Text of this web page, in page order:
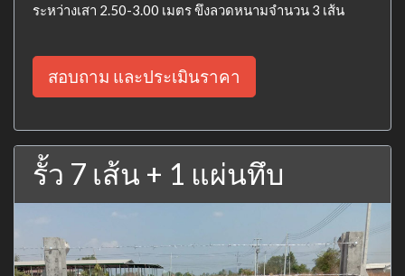
ระหว่างเสา 2.50-3.00 เมตร ขึงลวดหนามจำนวน 3 เส้น
สอบถาม และประเมินราคา
รั้ว 7 เส้น + 1 แผ่นทึบ